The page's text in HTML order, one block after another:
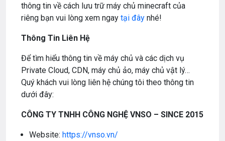
thông tin về cách lưu trữ máy chủ minecraft của
riêng bạn vui lòng xem ngay tại đây nhé!
Thông Tin Liên Hệ
Để tìm hiểu thông tin về máy chủ và các dịch vụ
Private Cloud, CDN, máy chủ ảo, máy chủ vật lý…
Quý khách vui lòng liên hệ chúng tôi theo thông tin
dưới đây:
CÔNG TY TNHH CÔNG NGHỆ VNSO – SINCE 2015
Website: https://vnso.vn/